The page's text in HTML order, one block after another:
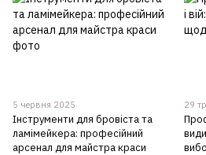
5 червня 2025
Інструменти для бровіста та
ламімейкера: професійний
арсенал для майстра краси
29